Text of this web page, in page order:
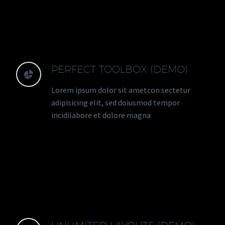

 PERFECT TOOLBOX (DEMO)
Lorem ipsum dolor sit ametcon sectetur
adipisicing elit, sed doiusmod tempor
incidilabore et dolore magna